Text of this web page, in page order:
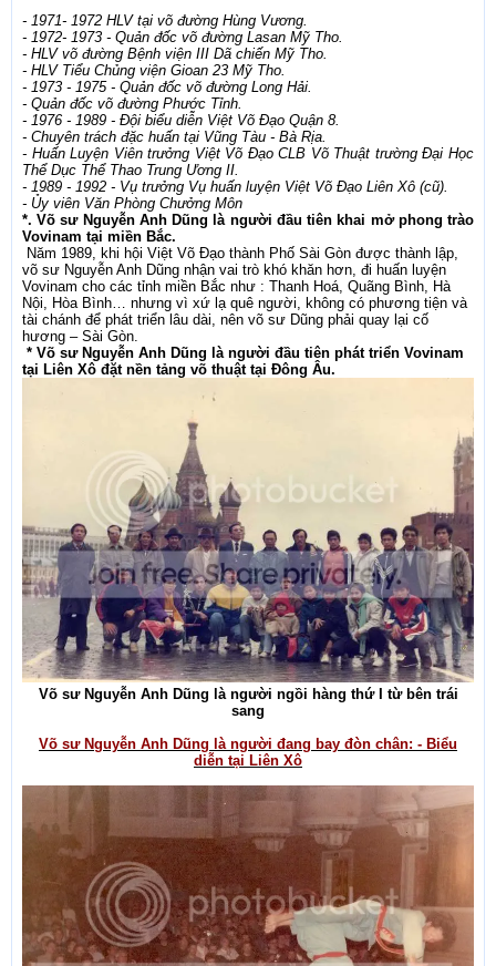
- 1971- 1972 HLV tại võ đường Hùng Vương.
- 1972- 1973 - Quản đốc võ đường Lasan Mỹ Tho.
- HLV võ đường Bệnh viện III Dã chiến Mỹ Tho.
- HLV Tiểu Chủng viện Gioan 23 Mỹ Tho.
- 1973 - 1975 - Quản đốc võ đường Long Hải.
- Quản đốc võ đường Phước Tỉnh.
- 1976 - 1989 - Ðội biểu diễn Việt Võ Ðạo Quận 8.
- Chuyên trách đặc huấn tại Vũng Tàu - Bà Rịa.
- Huấn Luyện Viên trưởng Việt Võ Ðạo CLB Võ Thuật trường Ðại Học
Thể Dục Thể Thao Trung Ương II.
- 1989 - 1992 - Vụ trưởng Vụ huấn luyện Việt Võ Ðạo Liên Xô (cũ).
- Ủy viên Văn Phòng Chưởng Môn
*. Võ sư Nguyễn Anh Dũng là người đầu tiên khai mở phong trào
Vovinam tại miền Bắc.
Năm 1989, khi hội Việt Võ Đạo thành Phố Sài Gòn được thành lập,
võ sư Nguyễn Anh Dũng nhận vai trò khó khăn hơn, đi huấn luyện
Vovinam cho các tỉnh miền Bắc như : Thanh Hoá, Quãng Bình, Hà
Nội, Hòa Bình… nhưng vì xứ lạ quê người, không có phương tiện và
tài chánh để phát triển lâu dài, nên võ sư Dũng phải quay lại cố
hương – Sài Gòn.
* Võ sư Nguyễn Anh Dũng là người đầu tiên phát triển Vovinam
tại Liên Xô đặt nền tảng võ thuật tại Đông Âu.
Võ sư Nguyễn Anh Dũng là người ngồi hàng thứ I từ bên trái
sang
Võ sư Nguyễn Anh Dũng là người đang bay đòn chân: - Biểu
diễn tại Liên Xô